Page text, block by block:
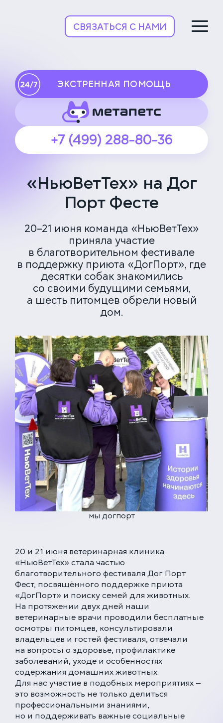
СВЯЗАТЬСЯ С НАМИ
ЭКСТРЕННАЯ ПОМОЩЬ
+7 (499) 288-80-36
«НьюВетТех» на Дог
Порт Фесте
20–21 июня команда «НьюВетТех»
приняла участие
в благотворительном фестивале
в поддержку приюта «ДогПорт», где
десятки собак знакомились
со своими будущими семьями,
а шесть питомцев обрели новый
дом.
мы догпорт
20 и 21 июня ветеринарная клиника
«НьюВетТех» стала частью
благотворительного фестиваля Дог Порт
Фест, посвящённого поддержке приюта
«ДогПорт» и поиску семей для животных.
На протяжении двух дней наши
ветеринарные врачи проводили бесплатные
осмотры питомцев, консультировали
владельцев и гостей фестиваля, отвечали
на вопросы о здоровье, профилактике
заболеваний, уходе и особенностях
содержания домашних животных.
Для нас участие в подобных мероприятиях —
это возможность не только делиться
профессиональными знаниями,
но и поддерживать важные социальные
ЕДИНАЯ СПРАВОЧНАЯ (КРУГЛОСУТОЧНО)
+7 (499) 288-80-36
15 минут
Соглашаюсь с политикойконфиденциальности
и обработки данных
ЗАКАЗАТЬ ЗВОНОК
ЗАПИСАТЬСЯ НА ПРИЁМ
Многопрофильная клиника на Большой
Серпуховской
Москва, ул. Большая Серпуховская, 62к2